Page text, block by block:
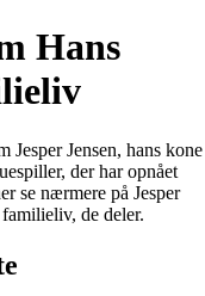
Hans
Jesper Jensen, hans kone
der har opnået
se nærmere på Jesper
de deler.